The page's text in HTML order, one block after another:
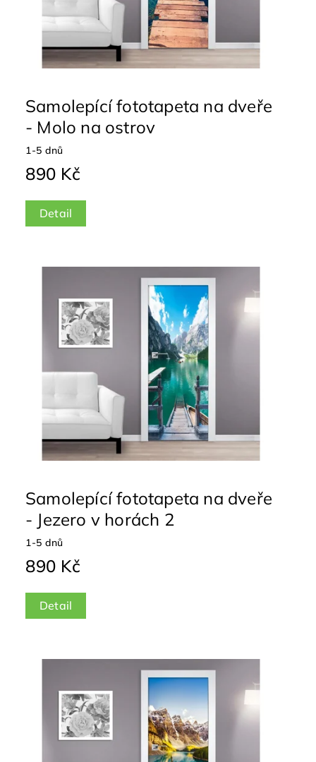
Samolepící fototapeta na dveře
- Molo na ostrov
1-5 dnů
890 Kč
Detail
Samolepící fototapeta na dveře
- Jezero v horách 2
1-5 dnů
890 Kč
Detail